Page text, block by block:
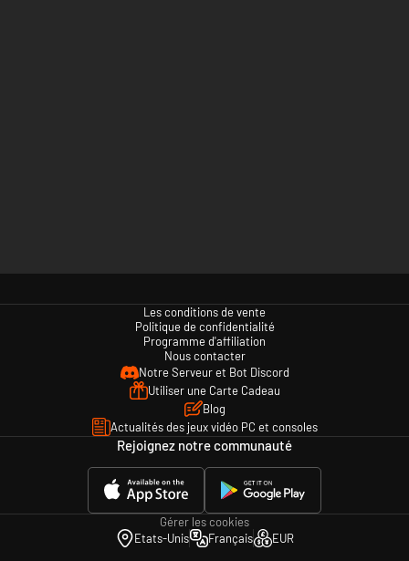
Les conditions de vente
Politique de confidentialité
Programme d'affiliation
Nous contacter
Notre Serveur et Bot Discord
Utiliser une Carte Cadeau
Blog
Actualités des jeux vidéo PC et consoles
Rejoignez notre communauté
Gérer les cookies
Etats-Unis
Français EUR